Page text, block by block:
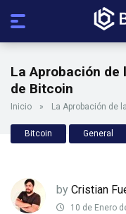
La Aprobación de
de Bitcoin
Inicio » La Aprobación de
Bitcoin General
by Cristian
10 de Enero